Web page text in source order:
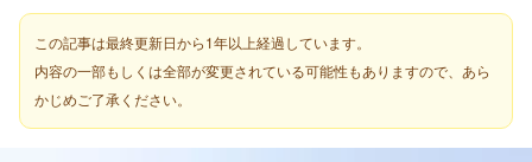
この記事は最終更新日から1年以上経過しています。
内容の一部もしくは全部が変更されている可能性もありますので、あら
かじめご了承ください。